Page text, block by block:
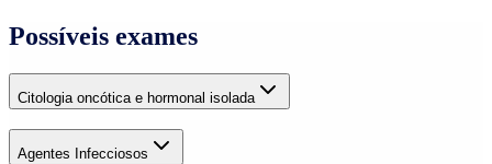
Possíveis exames
Citologia oncótica e hormonal isolada
Agentes Infecciosos